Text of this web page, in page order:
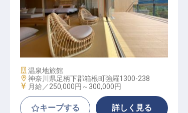
フロント│未経験歓迎！／温かな仲
間と箱根の高級宿で働く／寮2万
施設業態
温泉地旅館
勤務地
神奈川県足柄下郡箱根町強羅1300-238
給与
月給／250,000円～ 300,000円
キープする 詳しく見る